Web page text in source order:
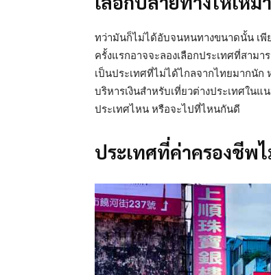
ทว่ามันก็ไม่ได้อับจนหนทางขนาดนั้น เพี
ครั้งแรกอาจจะลองเลือกประเทศที่สามา
เป็นประเทศที่ไม่ได้ไกลจากไทยมากนัก
บริหารเงินสำหรับเที่ยวต่างประเทศใน
ประเทศไหน หรือจะไปที่ไหนกันดี
ประเทศที่ค่าครองชีพ